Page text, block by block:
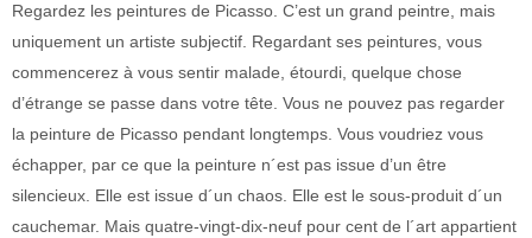
Regardez les peintures de Picasso. C’est un grand peintre, mais
uniquement un artiste subjectif. Regardant ses peintures, vous
commencerez à vous sentir malade, étourdi, quelque chose
d’étrange se passe dans votre tête. Vous ne pouvez pas regarder
la peinture de Picasso pendant longtemps. Vous voudriez vous
échapper, par ce que la peinture n´est pas issue d’un être
silencieux. Elle est issue d´un chaos. Elle est le sous-produit d´un
cauchemar. Mais quatre-vingt-dix-neuf pour cent de l´art appartient